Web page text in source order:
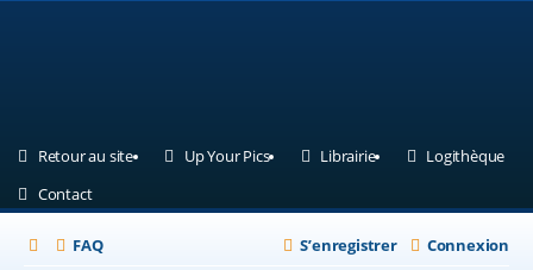
Retour au site(Ouvre un nouvel onglet)
Up Your Pics(Ouvre un nouvel onglet)
Librairie(Ouvre un nouvel
Logithèque
Contact(Ouvre un nouvel onglet)
FAQ Connexion
S’enregistrer